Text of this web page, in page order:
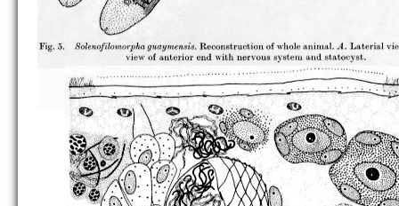
S. longissima